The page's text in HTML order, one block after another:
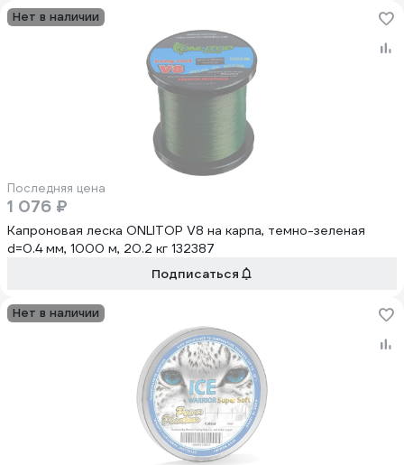
Нет в наличии
Последняя цена
1 076 ₽
Капроновая леска ONLITOP V8 на карпа, темно-зеленая
d=0.4 мм, 1000 м, 20.2 кг 132387
Подписаться
Нет в наличии